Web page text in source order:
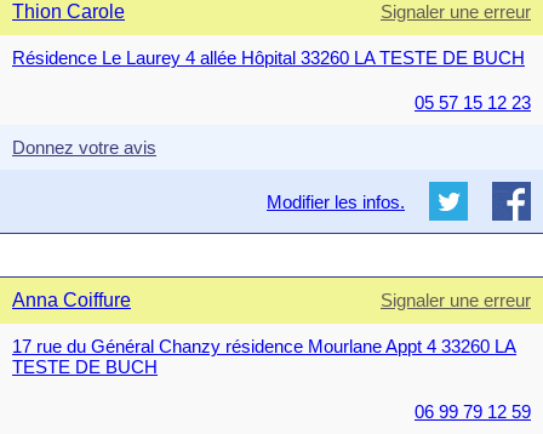
Thion Carole Signaler une erreur
Résidence Le Laurey 4 allée Hôpital 33260 LA TESTE DE BUCH
05 57 15 12 23
Donnez votre avis
Modifier les infos.
Anna Coiffure Signaler une erreur
17 rue du Général Chanzy résidence Mourlane Appt 4 33260 LA
TESTE DE BUCH
06 99 79 12 59